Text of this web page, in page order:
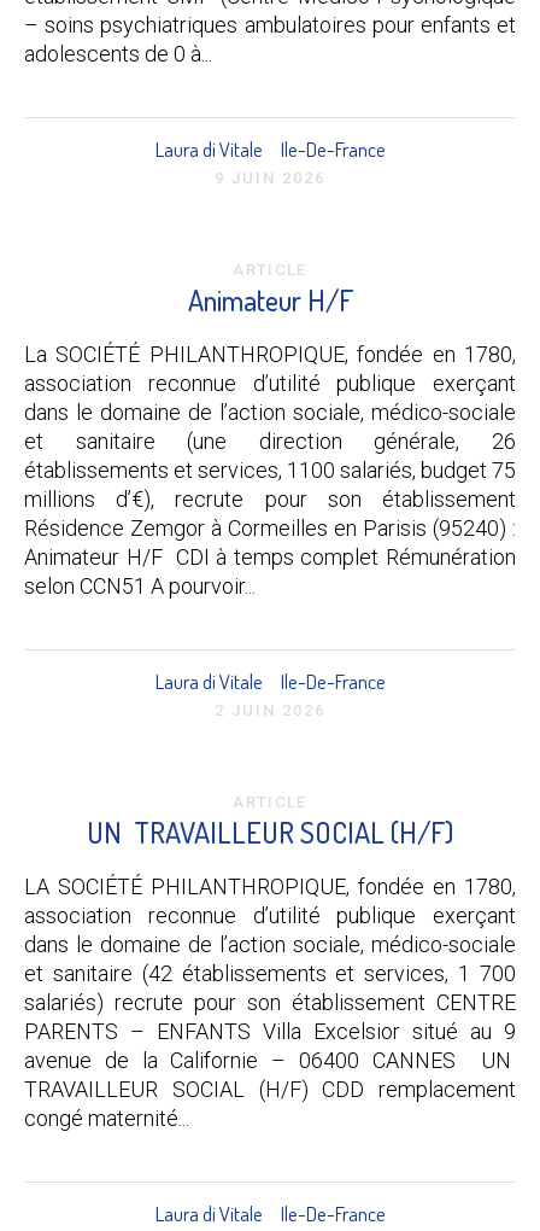
– soins psychiatriques ambulatoires pour enfants et
adolescents de 0 à...
Laura di Vitale Ile-De-France
9 JUIN 2026
ARTICLE
Animateur H/F
La SOCIÉTÉ PHILANTHROPIQUE, fondée en 1780,
association reconnue d’utilité publique exerçant
dans le domaine de l’action sociale, médico-sociale
et sanitaire (une direction générale, 26
établissements et services, 1100 salariés, budget 75
millions d’€), recrute pour son établissement
Résidence Zemgor à Cormeilles en Parisis (95240) :
Animateur H/F CDI à temps complet Rémunération
selon CCN51 A pourvoir...
Laura di Vitale Ile-De-France
2 JUIN 2026
ARTICLE
UN TRAVAILLEUR SOCIAL (H/F)
LA SOCIÉTÉ PHILANTHROPIQUE, fondée en 1780,
association reconnue d’utilité publique exerçant
dans le domaine de l’action sociale, médico-sociale
et sanitaire (42 établissements et services, 1 700
salariés) recrute pour son établissement CENTRE
PARENTS – ENFANTS Villa Excelsior situé au 9
avenue de la Californie – 06400 CANNES UN
TRAVAILLEUR SOCIAL (H/F) CDD remplacement
congé maternité...
Laura di Vitale Ile-De-France